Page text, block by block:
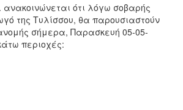
ότι λόγω σοβαρής
της Τυλίσσου, θα παρουσιαστούν
σήμερα, Παρασκευή 05-05-
περιοχές: